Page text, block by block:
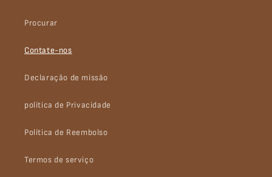
Procurar
Contate-nos
Declaração de missão
política de Privacidade
Política de Reembolso
Termos de serviço